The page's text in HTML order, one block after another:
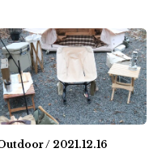
/ 2021.12.16